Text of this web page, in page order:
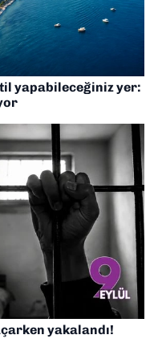
yapabileceğiniz yer:
yakalandı!